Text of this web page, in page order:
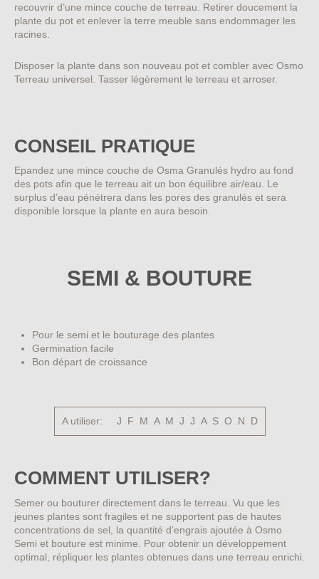
recouvrir d’une mince couche de terreau. Retirer doucement la
plante du pot et enlever la terre meuble sans endommager les
racines.
Disposer la plante dans son nouveau pot et combler avec Osmo
Terreau universel. Tasser légèrement le terreau et arroser.
CONSEIL PRATIQUE
Epandez une mince couche de Osma Granulés hydro au fond
des pots afin que le terreau ait un bon équilibre air/eau. Le
surplus d’eau pénétrera dans les pores des granulés et sera
disponible lorsque la plante en aura besoin.
SEMI & BOUTURE
Pour le semi et le bouturage des plantes
Germination facile
Bon départ de croissance
A utiliser: J F M A M J J A S O N D
COMMENT UTILISER?
Semer ou bouturer directement dans le terreau. Vu que les
jeunes plantes sont fragiles et ne supportent pas de hautes
concentrations de sel, la quantité d’engrais ajoutée à Osmo
Semi et bouture est minime. Pour obtenir un développement
optimal, répliquer les plantes obtenues dans une terreau enrichi.